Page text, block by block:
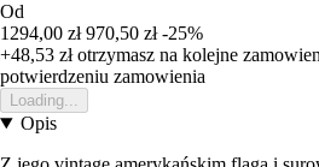
Od
1294,00 zł 970,50 zł -25%
+48,53 złotrzymasz na kolejne
potwierdzeniu zamowienia
Loading...
Opis